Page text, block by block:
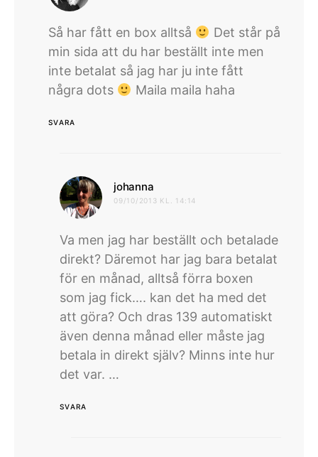
Så har fått en box alltså
Det står på
min sida att du har beställt inte men
inte betalat så jag har ju inte fått
några dots
Maila maila haha
SVARA
johanna
09/10/2013 KL. 14:14
Va men jag har beställt och betalade
direkt? Däremot har jag bara betalat
för en månad, alltså förra boxen
som jag fick…. kan det ha med det
att göra? Och dras 139 automatiskt
även denna månad eller måste jag
betala in direkt själv? Minns inte hur
det var. …
SVARA